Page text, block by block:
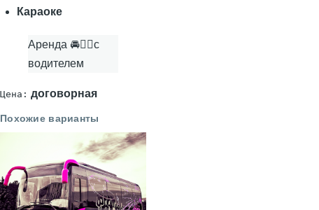
Караоке
Аренда 🚘👨‍✈с
водителем
Цена: договорная
Похожие варианты